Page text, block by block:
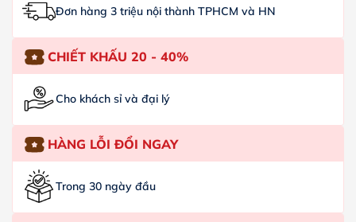
Đơn hàng 3 triệu nội thành TPHCM và HN
CHIẾT KHẤU 20 - 40%
Cho khách sỉ và đại lý
HÀNG LỖI ĐỔI NGAY
Trong 30 ngày đầu